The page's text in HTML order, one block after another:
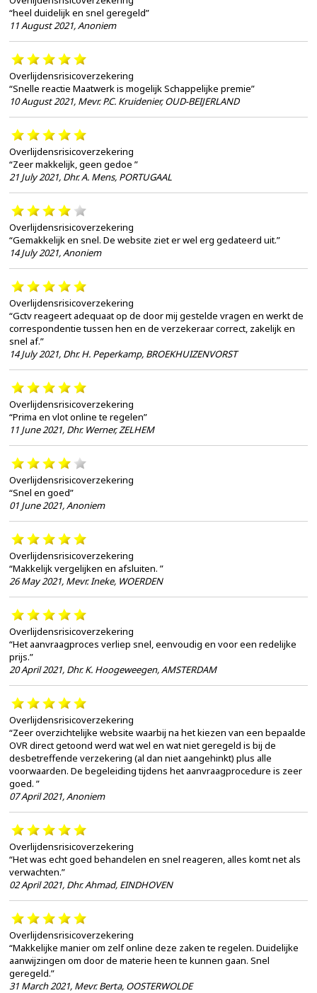
“heel duidelijk en snel geregeld”
11 August 2021,Anoniem
Overlijdensrisicoverzekering
“Snelle reactie Maatwerk is mogelijk Schappelijke premie”
10 August 2021, Mevr. P.C. Kruidenier, OUD-BEIJERLAND
Overlijdensrisicoverzekering
“Zeer makkelijk, geen gedoe ”
21 July 2021, Dhr. A. Mens, PORTUGAAL
Overlijdensrisicoverzekering
“Gemakkelijk en snel. De website ziet er wel erg gedateerd uit.”
14 July 2021,Anoniem
Overlijdensrisicoverzekering
“Gctv reageert adequaat op de door mij gestelde vragen en werkt de
correspondentie tussen hen en de verzekeraar correct, zakelijk en
snel af.”
14 July 2021, Dhr. H. Peperkamp, BROEKHUIZENVORST
Overlijdensrisicoverzekering
“Prima en vlot online te regelen”
11 June 2021, Dhr. Werner, ZELHEM
Overlijdensrisicoverzekering
“Snel en goed”
01 June 2021,Anoniem
Overlijdensrisicoverzekering
“Makkelijk vergelijken en afsluiten. ”
26 May 2021, Mevr. Ineke, WOERDEN
Overlijdensrisicoverzekering
“Het aanvraagproces verliep snel, eenvoudig en voor een redelijke
prijs.”
20 April 2021, Dhr. K. Hoogeweegen, AMSTERDAM
Overlijdensrisicoverzekering
“Zeer overzichtelijke website waarbij na het kiezen van een bepaalde
OVR direct getoond werd wat wel en wat niet geregeld is bij de
desbetreffende verzekering (al dan niet aangehinkt) plus alle
voorwaarden. De begeleiding tijdens het aanvraagprocedure is zeer
goed. ”
07 April 2021,Anoniem
Overlijdensrisicoverzekering
“Het was echt goed behandelen en snel reageren, alles komt net als
verwachten.”
02 April 2021, Dhr. Ahmad, EINDHOVEN
Overlijdensrisicoverzekering
“Makkelijke manier om zelf online deze zaken te regelen. Duidelijke
aanwijzingen om door de materie heen te kunnen gaan. Snel
geregeld.”
31 March 2021, Mevr. Berta, OOSTERWOLDE